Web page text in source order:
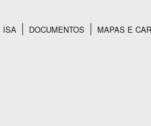
ISA DOCUMENTOS MAPAS E